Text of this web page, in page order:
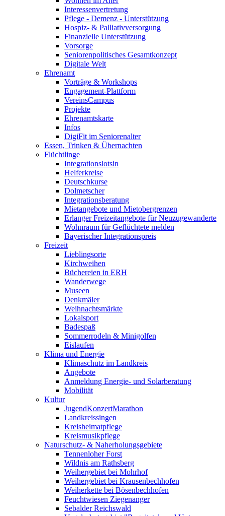
Interessenvertretung
Pflege - Demenz - Unterstützung
Hospiz- & Palliativversorgung
Finanzielle Unterstützung
Vorsorge
Seniorenpolitisches Gesamtkonzept
Digitale Welt
Ehrenamt
Vorträge & Workshops
Engagement-Plattform
VereinsCampus
Projekte
Ehrenamtskarte
Infos
DigiFit im Seniorenalter
Essen, Trinken & Übernachten
Flüchtlinge
Integrationslotsin
Helferkreise
Deutschkurse
Dolmetscher
Integrationsberatung
Mietangebote und Mietobergrenzen
Erlanger Freizeitangebote für Neuzugewanderte
Wohnraum für Geflüchtete melden
Bayerischer Integrationspreis
Freizeit
Lieblingsorte
Kirchweihen
Büchereien in ERH
Wanderwege
Museen
Denkmäler
Weihnachtsmärkte
Lokalsport
Badespaß
Sommerrodeln & Minigolfen
Eislaufen
Klima und Energie
Klimaschutz im Landkreis
Angebote
Anmeldung Energie- und Solarberatung
Mobilität
Kultur
JugendKonzertMarathon
Landkreissingen
Kreisheimatpflege
Kreismusikpflege
Naturschutz- & Naherholungsgebiete
Tennenloher Forst
Wildnis am Rathsberg
Weihergebiet bei Mohrhof
Weihergebiet bei Krausenbechhofen
Weiherkette bei Bösenbechhofen
Feuchtwiesen Ziegenanger
Sebalder Reichswald